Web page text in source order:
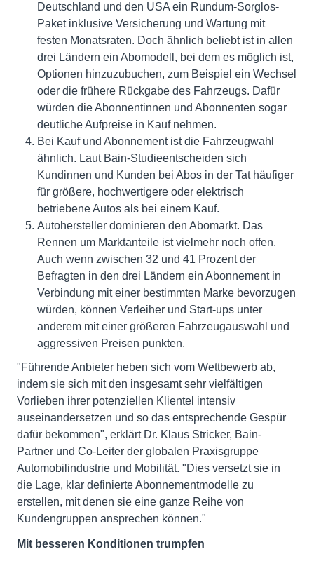
Deutschland und den USA ein Rundum-Sorglos-
Paket inklusive Versicherung und Wartung mit
festen Monatsraten. Doch ähnlich beliebt ist in allen
drei Ländern ein Abomodell, bei dem es möglich ist,
Optionen hinzuzubuchen, zum Beispiel ein Wechsel
oder die frühere Rückgabe des Fahrzeugs. Dafür
würden die Abonnentinnen und Abonnenten sogar
deutliche Aufpreise in Kauf nehmen.
Bei Kauf und Abonnement ist die Fahrzeugwahl
ähnlich. Laut Bain-Studieentscheiden sich
Kundinnen und Kunden bei Abos in der Tat häufiger
für größere, hochwertigere oder elektrisch
betriebene Autos als bei einem Kauf.
Autohersteller dominieren den Abomarkt. Das
Rennen um Marktanteile ist vielmehr noch offen.
Auch wenn zwischen 32 und 41 Prozent der
Befragten in den drei Ländern ein Abonnement in
Verbindung mit einer bestimmten Marke bevorzugen
würden, können Verleiher und Start-ups unter
anderem mit einer größeren Fahrzeugauswahl und
aggressiven Preisen punkten.
"Führende Anbieter heben sich vom Wettbewerb ab,
indem sie sich mit den insgesamt sehr vielfältigen
Vorlieben ihrer potenziellen Klientel intensiv
auseinandersetzen und so das entsprechende Gespür
dafür bekommen", erklärt Dr. Klaus Stricker, Bain-
Partner und Co-Leiter der globalen Praxisgruppe
Automobilindustrie und Mobilität. "Dies versetzt sie in
die Lage, klar definierte Abonnementmodelle zu
erstellen, mit denen sie eine ganze Reihe von
Kundengruppen ansprechen können."
Mit besseren Konditionen trumpfen